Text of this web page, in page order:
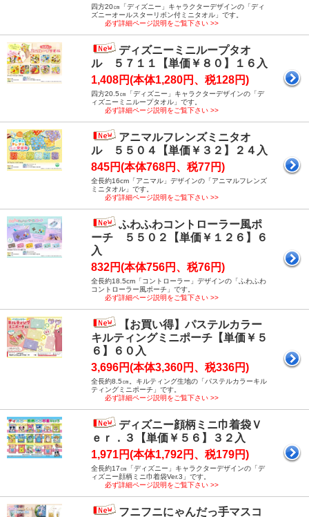
四方20㎝「ディズニー」キャラクターデザインの「ディ
ズニーオールスターリボン付ミニタオル」です。
必ず詳細ページ説明をご覧下さい >>
ディズニーミニループタオ
ル ５７１１【単価￥８０】１６入
1,408円(本体1,280円、税128円)
四方20.5㎝「ディズニー」キャラクターデザインの「デ
ィズニーミニループタオル」です。
必ず詳細ページ説明をご覧下さい >>
アニマルフレンズミニタオ
ル ５５０４【単価￥３２】２４入
845円(本体768円、税77円)
全長約16cm「アニマル」デザインの「アニマルフレンズ
ミニタオル」です。
必ず詳細ページ説明をご覧下さい >>
ふわふわコントローラー風ポ
ーチ ５５０２【単価￥１２６】６
入
832円(本体756円、税76円)
全長約18.5cm「コントローラー」デザインの「ふわふわ
コントローラー風ポーチ」です。
必ず詳細ページ説明をご覧下さい >>
【お買い得】パステルカラー
キルティングミニポーチ【単価￥５
６】６０入
3,696円(本体3,360円、税336円)
全長約8.5㎝。キルティング生地の「パステルカラーキル
ティングミニポーチ」です。
必ず詳細ページ説明をご覧下さい >>
ディズニー顔柄ミニ巾着袋Ｖ
ｅｒ．３【単価￥５６】３２入
1,971円(本体1,792円、税179円)
全長約17㎝「ディズニー」キャラクターデザインの「デ
ィズニー顔柄ミニ巾着袋Ver.3」です。
必ず詳細ページ説明をご覧下さい >>
フニフニにゃんだっ手マスコ